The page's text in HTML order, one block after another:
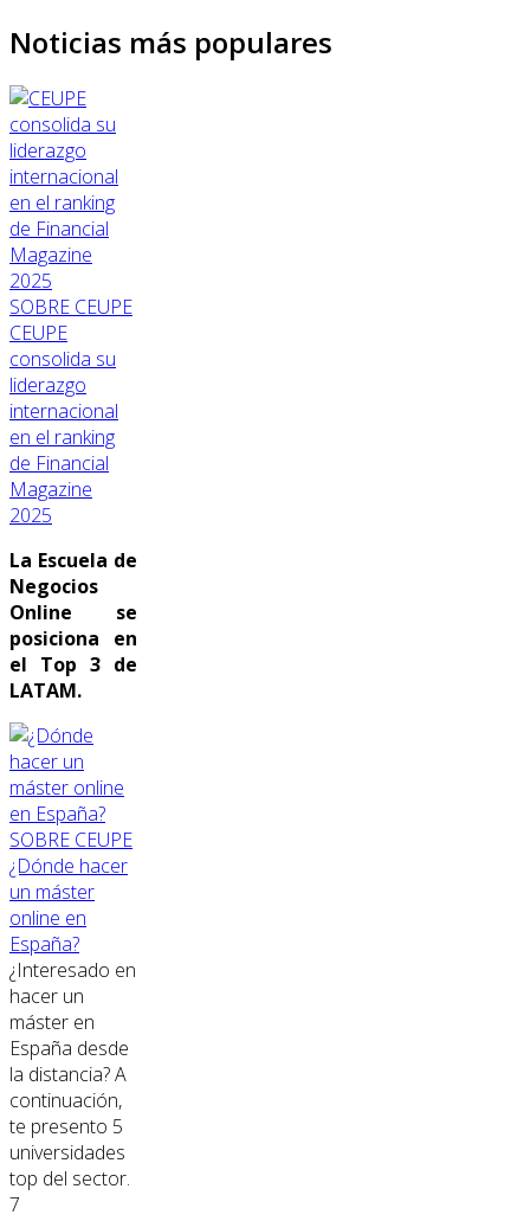
Noticias más populares
SOBRE CEUPE
CEUPE
consolida su
liderazgo
internacional
en el ranking
de Financial
Magazine
2025
La Escuela de
Negocios
Online se
posiciona en
el Top 3 de
LATAM.
SOBRE CEUPE
¿Dónde hacer
un máster
online en
España?
¿Interesado en
hacer un
máster en
España desde
la distancia? A
continuación,
te presento 5
universidades
top del sector.
7